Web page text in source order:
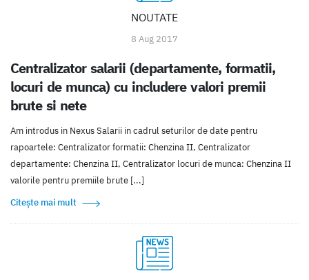
NOUTATE
8 Aug 2017
Centralizator salarii (departamente, formatii,
locuri de munca) cu includere valori premii
brute si nete
Am introdus in Nexus Salarii in cadrul seturilor de date pentru
rapoartele: Centralizator formatii: Chenzina II, Centralizator
departamente: Chenzina II, Centralizator locuri de munca: Chenzina II
valorile pentru premiile brute [...]
Citește mai mult